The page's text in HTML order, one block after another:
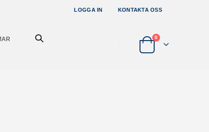
LOGGA IN KONTAKTA OSS
Cart
0 artiklar